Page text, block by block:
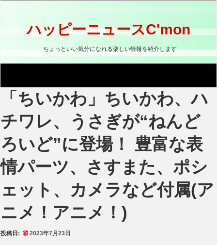
ス
ッ
ハッピーニュースC'mon
ちょっといい気分になれる楽しい情報を紹介します
「ちいかわ」ちいかわ、ハ
チワレ、うさぎが“ねんど
ろいど”に登場！ 豊富な表
情パーツ、さすまた、ポシ
ェット、カメラなど付属(ア
ニメ！アニメ！)
投稿日: 2023年7月23日